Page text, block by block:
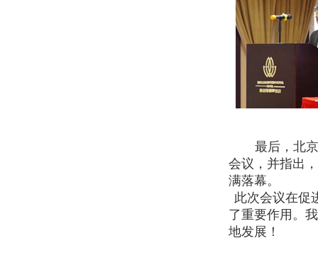
最后，北
会议，并指出
满落幕。
此次会议在促
了重要作用。
地发展！